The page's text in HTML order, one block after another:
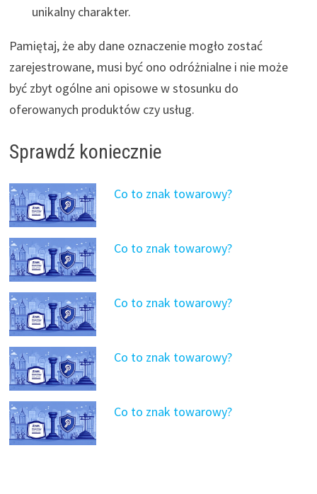
unikalny charakter.
Pamiętaj, że aby dane oznaczenie mogło zostać
zarejestrowane, musi być ono odróżnialne i nie może
być zbyt ogólne ani opisowe w stosunku do
oferowanych produktów czy usług.
Sprawdź koniecznie
Co to znak towarowy?
Co to znak towarowy?
Co to znak towarowy?
Co to znak towarowy?
Co to znak towarowy?